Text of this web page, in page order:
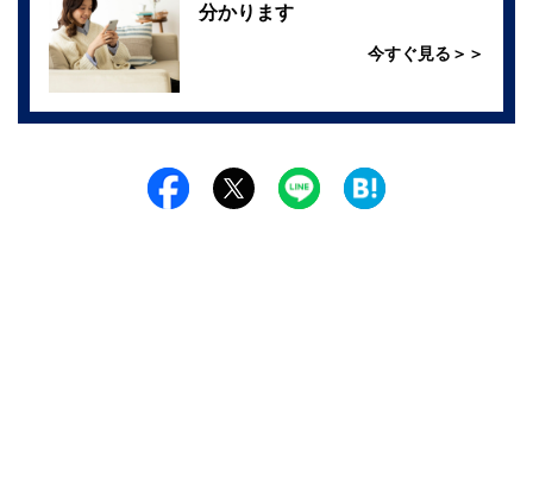
分かります
今すぐ見る＞＞